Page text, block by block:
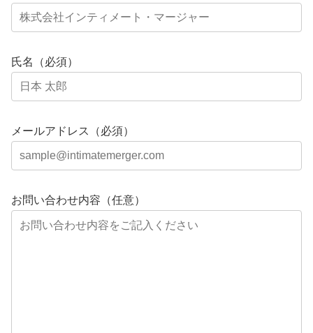
氏名（必須）
メールアドレス（必須）
お問い合わせ内容（任意）